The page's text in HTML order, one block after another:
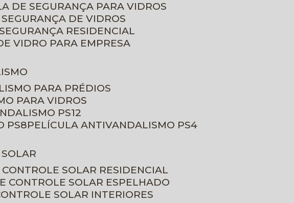
DE SEGURANÇA PARA VIDROS
SEGURANÇA DE VIDROS
RESIDENCIAL
VIDRO PARA EMPRESA
PARA PRÉDIOS
PARA VIDROS
PS12
PS8
PELÍCULA ANTIVANDALISMO PS4
CONTROLE SOLAR RESIDENCIAL
CONTROLE SOLAR ESPELHADO
SOLAR INTERIORES